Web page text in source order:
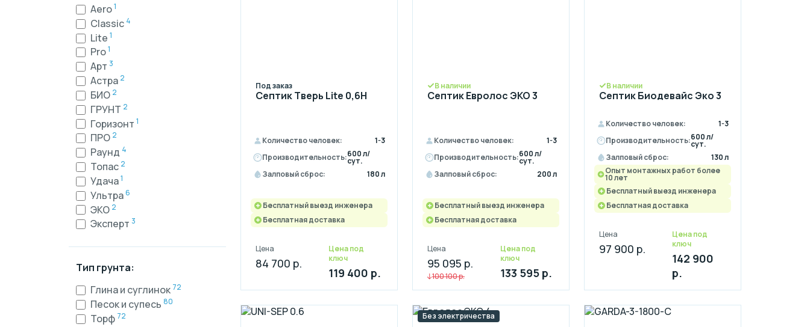
Aero1
Classic 4
Lite 1
Pro1
Арт 3
Астра 2
БИО 2
ГРУНТ 2
Горизонт 1
ПРО 2
Раунд 4
Топас 2
Удача1
Ультра6
ЭКО 2
Эксперт 3
Тип грунта:
Глина и суглинок 72
Песок и супесь 80
Торф 72
Под заказ
Септик Тверь Lite 0,6Н
Количество человек:
1-3
Производительность:600 л/
сут.
Залповый сброс:
180 л
Бесплатный выезд инженера
Бесплатная доставка
Цена
84 700 р.
Цена под
ключ
119 400 р.
В наличии
Септик Евролос ЭКО 3
Количество человек:
1-3
Производительность:600 л/
сут.
Залповый сброс:
200 л
Бесплатный выезд инженера
Бесплатная доставка
Цена
95 095 р.
100 100 р.
Цена под
ключ
133 595 р.
В наличии
Септик Биодевайс Эко 3
Количество человек:
1-3
Производительность:600 л/
сут.
Залповый сброс:
130 л
Опыт монтажных работ более
10 лет
Бесплатный выезд инженера
Бесплатная доставка
Цена
97 900 р.
Цена под
ключ
142 900
р.
Без электричества